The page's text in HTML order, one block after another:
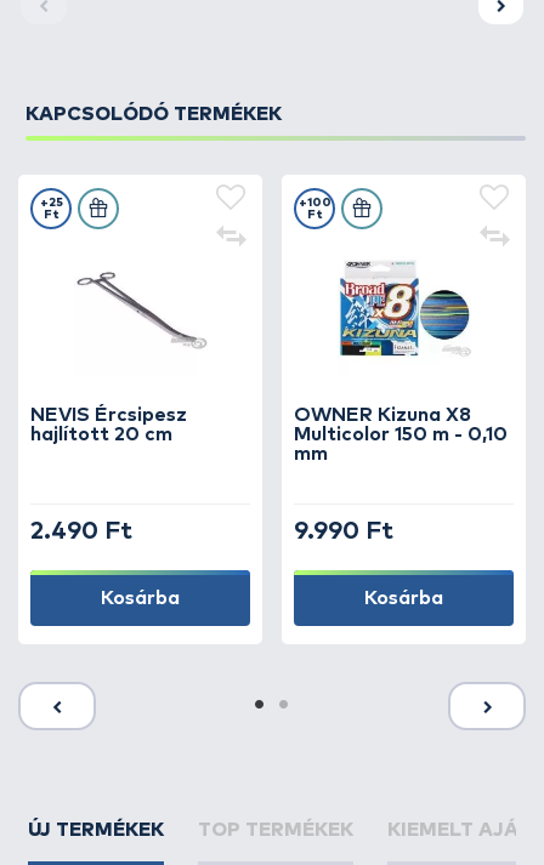
KAPCSOLÓDÓ TERMÉKEK
NEVIS Ércsipesz
hajlított 20 cm
+25
Ft
2.490 Ft
Kosárba
OWNER Kizuna X8
Multicolor 150 m - 0,10
mm
+100
Ft
9.990 Ft
Kosárba
ÚJ TERMÉKEK TOP TERMÉKEK KIEMELT